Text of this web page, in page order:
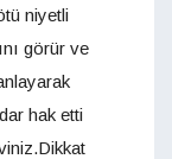
niyetli
görür ve
hak etti